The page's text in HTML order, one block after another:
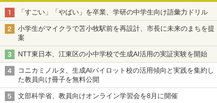
「すごい」「やばい」を卒業、学研の中学生向け語彙力ドリル
小学生がマイクラで苫小牧駅前を再設計、市長に未来のまちを提
案
NTT東日本、江東区の小中学校で生成AI活用の実証実験を開始
コニカミノルタ、生成AIパイロット校の活用傾向と実践を集約し
た教員向け冊子を無料公開
文部科学省、教員向けオンライン学習会を8月に開催